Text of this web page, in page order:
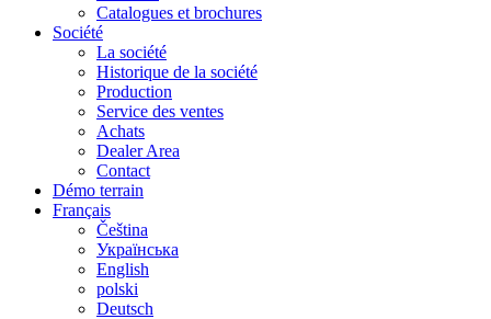
Catalogues et brochures
Société
La société
Historique de la société
Production
Service des ventes
Achats
Dealer Area
Contact
Démo terrain
Français
Čeština
Українська
English
polski
Deutsch